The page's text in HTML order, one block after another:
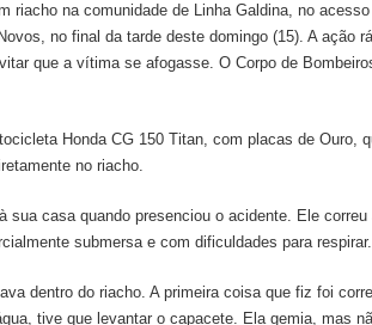
riacho na comunidade de Linha Galdina, no acesso
no final da tarde deste domingo (15). A ação
que a vítima se afogasse. O Corpo de
Honda CG 150 Titan, com placas de Ouro,
no riacho.
sua casa quando presenciou o acidente. Ele correu
submersa e com dificuldades para respirar.
dentro do riacho. A primeira coisa que fiz foi
tive que levantar o capacete. Ela gemia, mas